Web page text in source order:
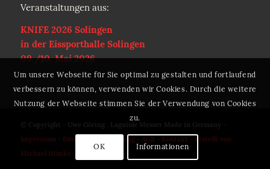
Veranstaltungen aus:
KNIFE 2026 Solingen
in der Eissporthalle Solingen
09./10. Mai 2026
© Copyright - Uwe Göring . Laguiole Messer Made in Germany -
Impressum- Datenschutzerklärung- AGB- Kontakt
Erstellt von
Michael Hömke
Um unsere Webseite für Sie optimal zu gestalten und fortlaufend
verbessern zu können, verwenden wir Cookies. Durch die weitere
Nutzung der Webseite stimmen Sie der Verwendung von Cookies
zu.
OK Informationen